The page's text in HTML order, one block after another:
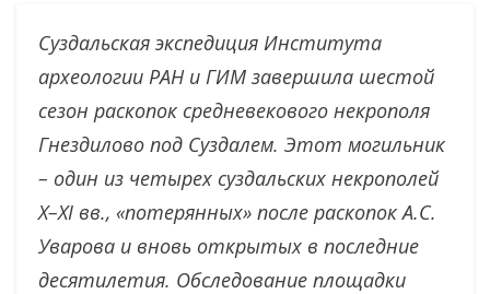
Суздальская экспедиция Института
археологии РАН и ГИМ завершила шестой
сезон раскопок средневекового некрополя
Гнездилово под Суздалем. Этот могильник
– один из четырех суздальских некрополей
X–XI вв., «потерянных» после раскопок А.С.
Уварова и вновь открытых в последние
десятилетия. Обследование площадки